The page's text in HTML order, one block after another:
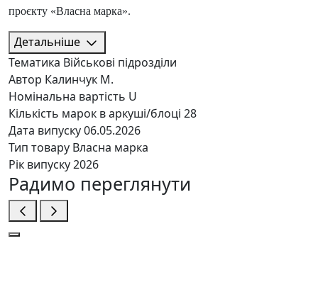
проєкту «Власна марка».
Детальніше
Тематика Військові підрозділи
Автор Калинчук М.
Номінальна вартість U
Кількість марок в аркуші/блоці 28
Дата випуску06.05.2026
Тип товару Власна марка
Рік випуску2026
Радимо переглянути